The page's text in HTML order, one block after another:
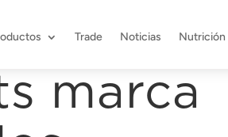
Trade Noticias Nutrición
marca